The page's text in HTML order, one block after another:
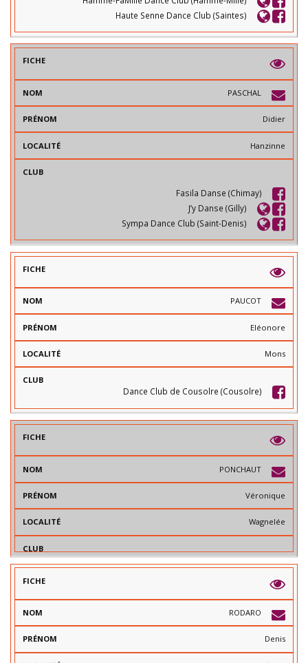
Haute Senne Dance Club (Saintes)
PASCHAL
Didier
Hanzinne
Fasila Danse (Chimay)
J’y Danse (Gilly)
Sympa Dance Club (Saint-Denis)
PAUCOT
Eléonore
Mons
Dance Club de Cousolre (Cousolre)
PONCHAUT
Véronique
Wagnelée
RODARO
Denis